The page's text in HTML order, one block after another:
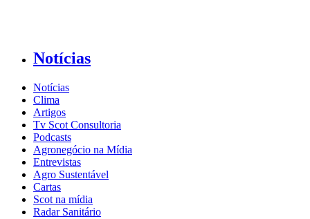
Notícias
Notícias
Clima
Artigos
Tv Scot Consultoria
Podcasts
Agronegócio na Mídia
Entrevistas
Agro Sustentável
Cartas
Scot na mídia
Radar Sanitário